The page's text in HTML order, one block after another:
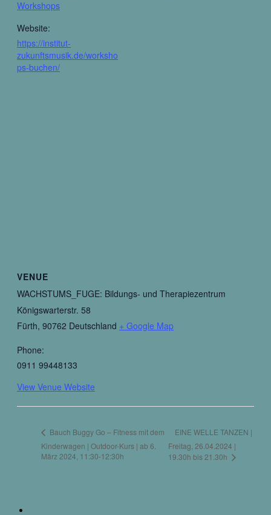
Workshops
Website:
https://institut-
zukunftsmusik.de/worksho
ps-buchen/
VENUE
WACHSTUMS_FUGE: Bildungs- und Therapiezentrum
Königswarterstr. 58
Fürth, 90762 Deutschland + Google Map
Phone:
0911 99448133
View Venue Website
Bauch Buggy Go – Fitness mit dem
Kinderwagen | Outdoor-Kurs | ab 6.
März 2024, 11:30-12:30h
EINE WELLE TANZEN |
Freitag, 26.04.2024 |
19.30h bis 21.30h